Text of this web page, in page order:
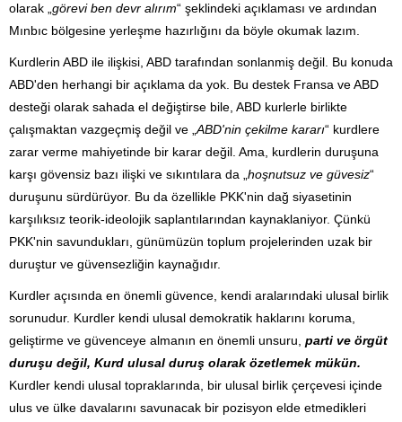
olarak „ görevi ben devr alırım“ şeklindeki açıklaması ve ardından
Mınbıc bölgesine yerleşme hazırlığını da böyle okumak lazım.
Kurdlerin ABD ile ilişkisi, ABD tarafından sonlanmiş değil. Bu konuda
ABD'den herhangi bir açıklama da yok. Bu destek Fransa ve ABD
desteği olarak sahada el değiştirse bile, ABD kurlerle birlikte
çalışmaktan vazgeçmiş değil ve „ ABD'nin çekilme kararı“ kurdlere
zarar verme mahiyetinde bir karar değil. Ama, kurdlerin duruşuna
karşı gövensiz bazı ilişki ve sıkıntılara da „ hoşnutsuz ve güvesiz“
duruşunu sürdürüyor. Bu da özellikle PKK'nin dağ siyasetinin
karşılıksız teorik-ideolojik saplantılarından kaynaklaniyor. Çünkü
PKK'nin savundukları, günümüzün toplum projelerinden uzak bir
duruştur ve güvensezliğin kaynağıdır.
Kurdler açısında en önemli güvence, kendi aralarındaki ulusal birlik
sorunudur. Kurdler kendi ulusal demokratik haklarını koruma,
geliştirme ve güvenceye almanın en önemli unsuru, parti ve örgüt
duruşu değil, Kurd ulusal duruş olarak özetlemek mükün.
Kurdler kendi ulusal topraklarında, bir ulusal birlik çerçevesi içinde
ulus ve ülke davalarını savunacak bir pozisyon elde etmedikleri